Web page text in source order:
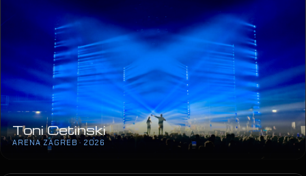
Toni Cetinski
ARENA ZAGREB · 2026